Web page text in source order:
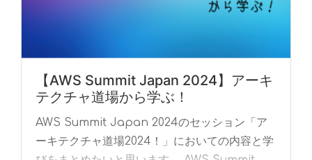
【AWS Summit Japan 2024】アーキ
テクチャ道場から学ぶ！
AWS Summit Japan 2024のセッション「ア
ーキテクチャ道場2024！」においての内容と学